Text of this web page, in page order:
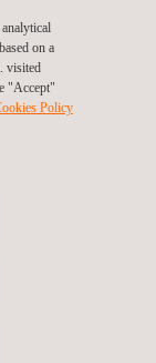
Mit Applus+
lassen Sie uns
on a
visited
"Accept"
Policy